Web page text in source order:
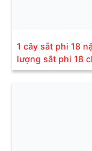
1 cây sắt phi 18
lượng sắt phi 18